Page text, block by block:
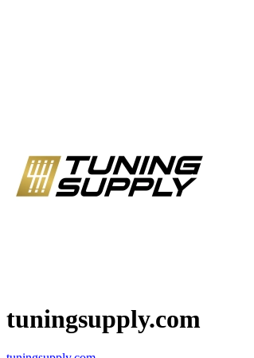
tuningsupply.com